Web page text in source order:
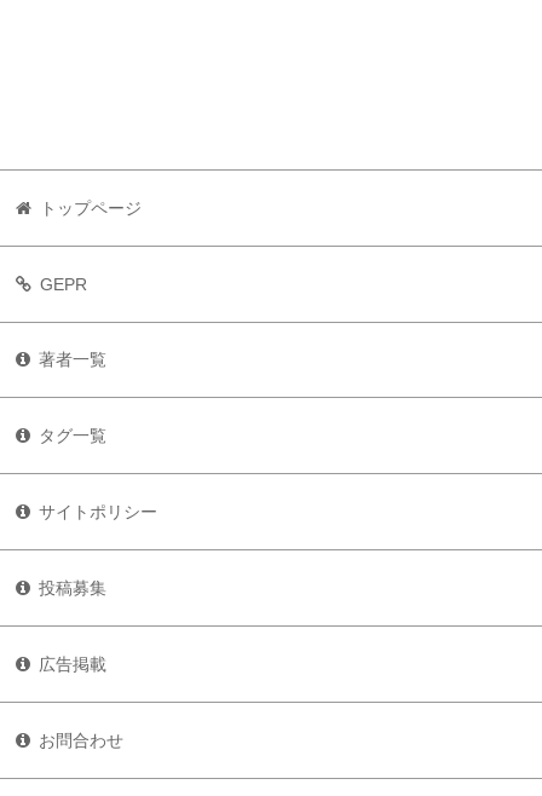
トップページ
GEPR
著者一覧
タグ一覧
サイトポリシー
投稿募集
広告掲載
お問合わせ